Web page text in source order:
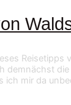
Reisetipps
demnächst
ich mir da